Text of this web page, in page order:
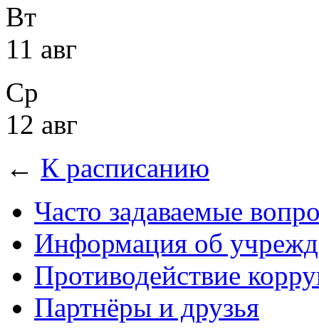
Вт
11 авг
Ср
12 авг
← К расписанию
Часто задаваемые
Информация об
Противодействие
Партнёры и друзья